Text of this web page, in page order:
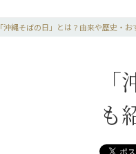
「沖縄そばの日」とは？由来や歴史・
も